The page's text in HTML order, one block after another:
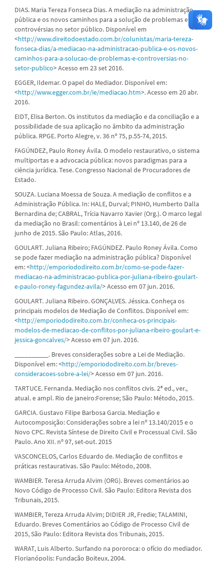
DIAS. Maria Tereza Fonseca Dias. A mediação na administração
pública e os novos caminhos para a solução de problemas e
controvérsias no setor público. Disponível em
<http://www.direitodoestado.com.br/colunistas/maria-tereza-
fonseca-dias/a-mediacao-na-administracao-publica-e-os-novos-
caminhos-para-a-solucao-de-problemas-e-controversias-no-
setor-publico> Acesso em 23 set 2016.
EGGER, Ildemar. O papel do Mediador. Disponível em:
<http://www.egger.com.br/ie/mediacao.htm>. Acesso em 20 abr.
2016.
EIDT, Elisa Berton. Os institutos da mediação e da conciliação e a
possibilidade de sua aplicação no âmbito da administração
pública. RPGE. Porto Alegre, v. 36 nº 75, p.55-74, 2015.
FAGÚNDEZ, Paulo Roney Ávila. O modelo restaurativo, o sistema
multiportas e a advocacia pública: novos paradigmas para a
ciência jurídica. Tese. Congresso Nacional de Procuradores de
Estado.
SOUZA. Luciana Moessa de Souza. A mediação de conflitos e a
Administração Pública. In: HALE, Durval; PINHO, Humberto Dalla
Bernardina de; CABRAL, Trícia Navarro Xavier (Org.). O marco legal
da mediação no Brasil: comentários à Lei nº 13.140, de 26 de
junho de 2015. São Paulo: Atlas, 2016.
GOULART. Juliana Ribeiro; FAGÚNDEZ. Paulo Roney Ávila. Como
se pode fazer mediação na administração pública? Disponível
em: <http://emporiododireito.com.br/como-se-pode-fazer-
mediacao-na-administracao-publica-por-juliana-ribeiro-goulart-
e-paulo-roney-fagundez-avila/> Acesso em 07 jun. 2016.
GOULART. Juliana Ribeiro. GONÇALVES. Jéssica. Conheça os
principais modelos de Mediação de Conflitos. Disponível em:
<http://emporiododireito.com.br/conheca-os-principais-
modelos-de-mediacao-de-conflitos-por-juliana-ribeiro-goulart-e-
jessica-goncalves/> Acesso em 07 jun. 2016.
__________. Breves considerações sobre a Lei de Mediação.
Disponível em: <http://emporiododireito.com.br/breves-
consideracoes-sobre-a-lei/> Acesso em 07 jun. 2016.
TARTUCE. Fernanda. Mediação nos conflitos civis. 2ª ed., ver.,
atual. e ampl. Rio de janeiro:Forense; São Paulo: Método, 2015.
GARCIA. Gustavo Filipe Barbosa Garcia. Mediação e
Autocomposição: Considerações sobre a lei nº 13.140/2015 e o
Novo CPC. Revista Síntese de Direito Civil e Processual Civil. São
Paulo. Ano XII. nº 97, set-out. 2015
VASCONCELOS, Carlos Eduardo de. Mediação de conflitos e
práticas restaurativas. São Paulo: Método, 2008.
WAMBIER. Teresa Arruda Alvim (ORG). Breves comentários ao
Novo Código de Processo Civil. São Paulo: Editora Revista dos
Tribunais, 2015.
WAMBIER, Tereza Arruda Alvim; DIDIER JR, Fredie; TALAMINI,
Eduardo. Breves Comentários ao Código de Processo Civil de
2015, São Paulo: Editora Revista dos Tribunais, 2015.
WARAT, Luis Alberto. Surfando na pororoca: o ofício do mediador.
Florianópolis: Fundação Boiteux, 2004.